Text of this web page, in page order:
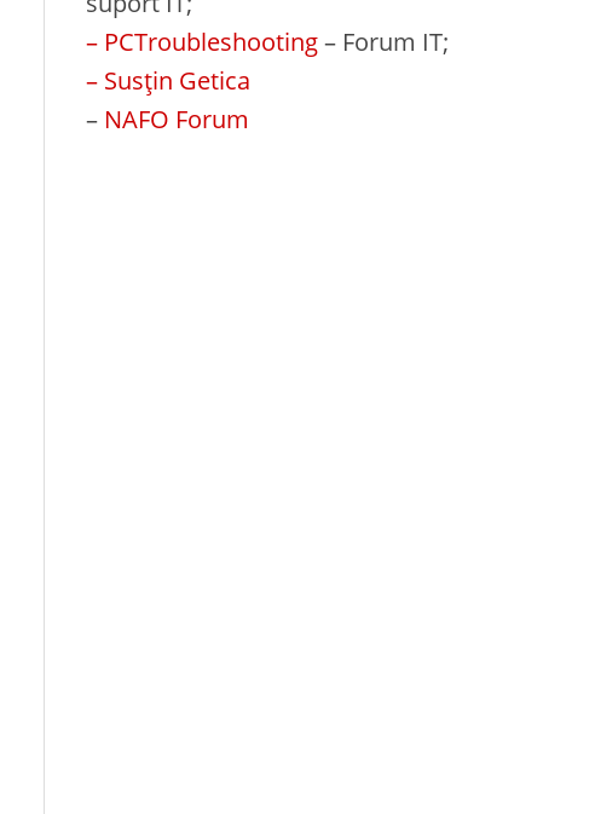
– PCTroubleshooting– Forum IT;
– Susțin Getica
– NAFO Forum